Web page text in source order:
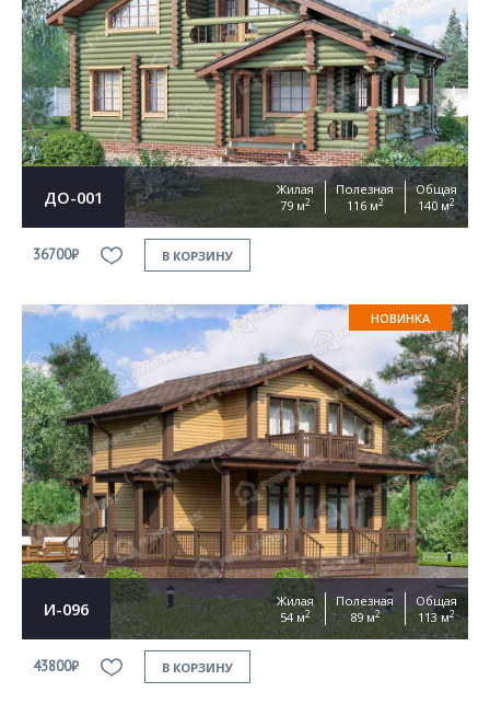
ДО-001
Жилая
79 м2
Полезная
116 м2
Общая
140 м2
36700₽ В КОРЗИНУ
НОВИНКА
И-096
Жилая
54 м2
Полезная
89 м2
Общая
113 м2
43800₽ В КОРЗИНУ